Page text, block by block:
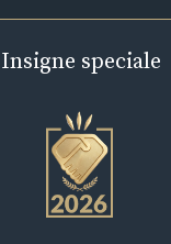
Insigne speciale